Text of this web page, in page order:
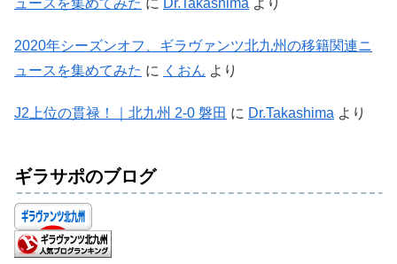
ュースを集めてみた に Dr.Takashima より
2020年シーズンオフ、ギラヴァンツ北九州の移籍関連ニ
ュースを集めてみた に くおん より
J2上位の貫禄！｜北九州 2-0 磐田 に Dr.Takashima より
ギラサポのブログ